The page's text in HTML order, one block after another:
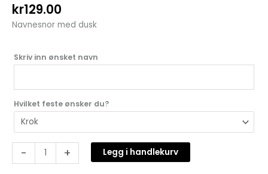
kr129.00
Navnesnor med dusk
Skriv inn ønsket navn
Hvilket feste ønsker du?
- + Legg i handlekurv